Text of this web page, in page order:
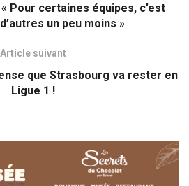
Pour certaines équipes, c’est
un peu moins »
Article suivant
que Strasbourg va rester en
Ligue 1 !